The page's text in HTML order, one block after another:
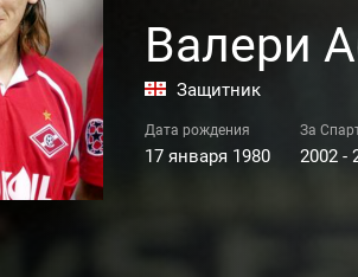
Валери
Защитник
17 января 1980 2002 -